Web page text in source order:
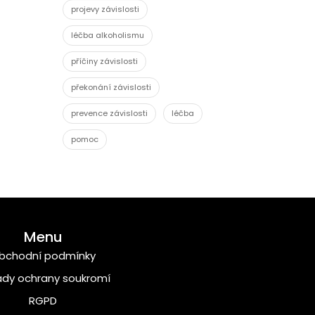
projevy závislosti
léčba alkoholismu
příčiny závislosti
překonání závislosti
prevence závislosti léčba
pomoc
Menu
podmínky
ochrany soukromí
RGPD